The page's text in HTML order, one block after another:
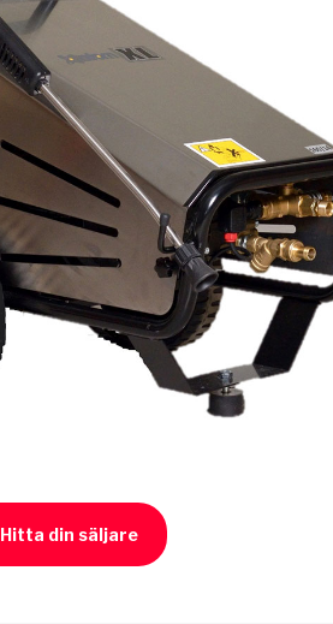
Hitta din säljare